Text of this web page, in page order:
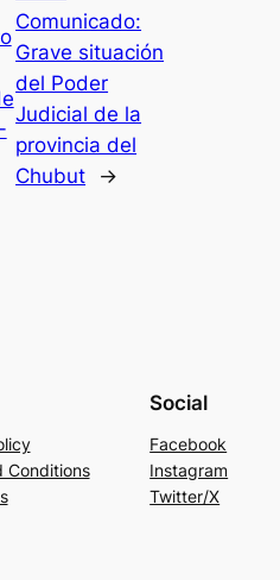
Comunicado:
Grave situación
del Poder
Judicial de la
provincia del
Chubut
→
Conditions
Social
Facebook
Instagram
Twitter/X